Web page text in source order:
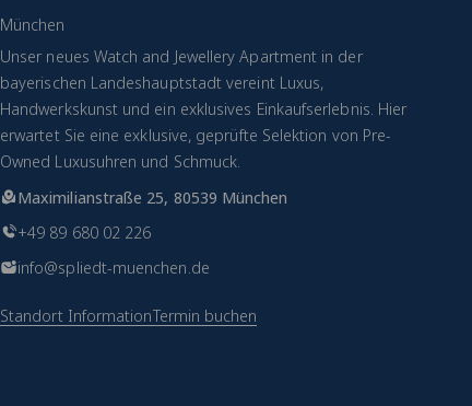
München
Unser neues Watch and Jewellery Apartment in der
bayerischen Landeshauptstadt vereint Luxus,
Handwerkskunst und ein exklusives Einkaufserlebnis. Hier
erwartet Sie eine exklusive, geprüfte Selektion von Pre-
Owned Luxusuhren und Schmuck.
Maximilianstraße 25, 80539 München
+49 89 680 02 226
info@spliedt-muenchen.de
Standort InformationTermin buchen